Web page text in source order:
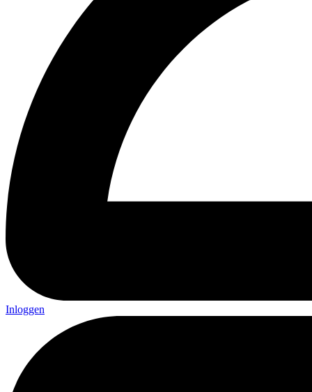
Inloggen